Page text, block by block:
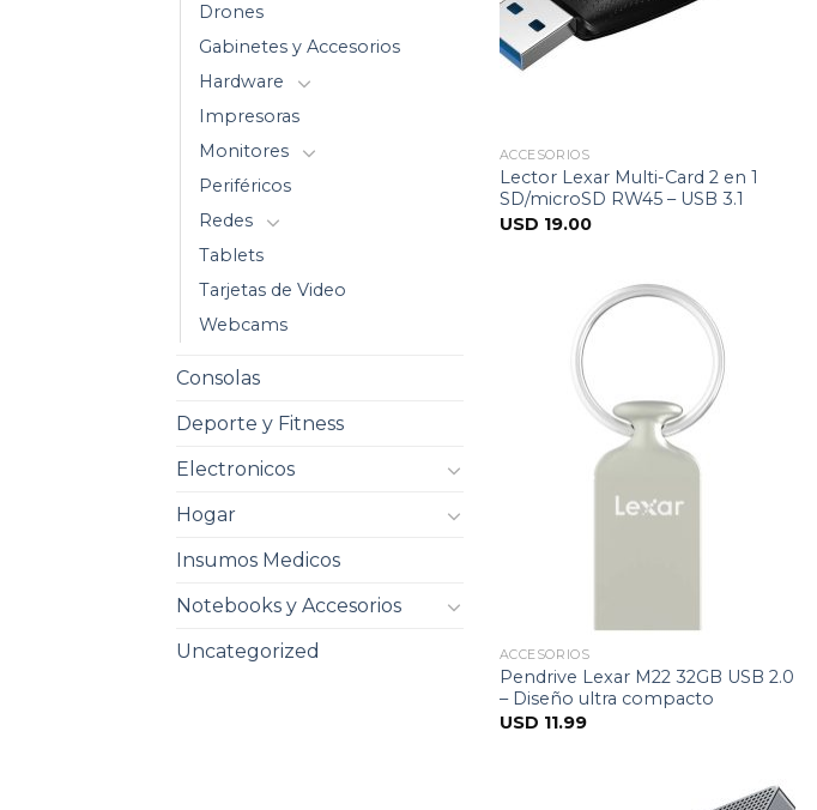
Drones
Gabinetes y Accesorios
Hardware
Impresoras
Monitores
Periféricos
Redes
Tablets
Tarjetas de Video
Webcams
Consolas
Deporte y Fitness
Electronicos
Hogar
Insumos Medicos
Notebooks y Accesorios
Uncategorized
ACCESORIOS
Lector Lexar Multi-Card 2 en 1
SD/microSD RW45 – USB 3.1
USD 19.00
ACCESORIOS
Pendrive Lexar M22 32GB USB 2.0
– Diseño ultra compacto
USD 11.99